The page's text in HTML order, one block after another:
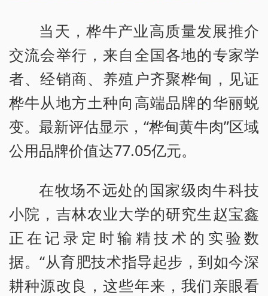
当天，桦牛产业高质量发展推介
交流会举行，来自全国各地的专家学
者、经销商、养殖户齐聚桦甸，见证
桦牛从地方土种向高端品牌的华丽蜕
变。最新评估显示，“桦甸黄牛肉”区域
公用品牌价值达77.05亿元。
在牧场不远处的国家级肉牛科技
小院，吉林农业大学的研究生赵宝鑫
正在记录定时输精技术的实验数
据。“从育肥技术指导起步，到如今深
耕种源改良，这些年来，我们亲眼看